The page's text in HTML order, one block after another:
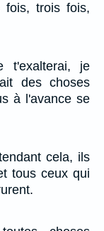
trois fois,
t'exalterai, je
des choses
à l'avance se
cela, ils
tous ceux qui